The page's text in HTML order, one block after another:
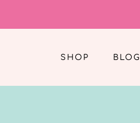
SHOP BLOG